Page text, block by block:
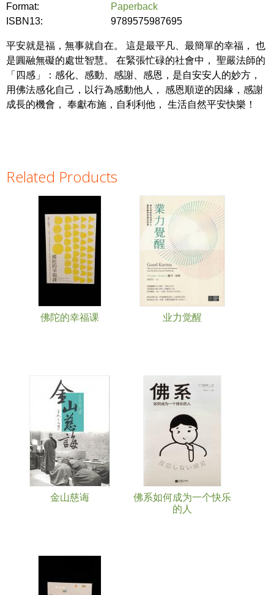
Format:
Paperback
ISBN13:
9789575987695
平安就是福，無事就自在。 這是最平凡、最簡單的幸福， 也
是圓融無礙的處世智慧。 在緊張忙碌的社會中， 聖嚴法師的
「四感」：感化、感動、感謝、感恩，是自安安人的妙方，
用佛法感化自己，以行為感動他人， 感恩順逆的因緣，感謝
成長的機會， 奉獻布施，自利利他， 生活自然平安快樂！
Related Products
佛陀的幸福课 业力觉醒
金山慈诲
佛系如何成为一个快乐
的人
Pages